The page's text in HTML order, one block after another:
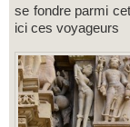
se fondre parmi
ici ces voyageurs